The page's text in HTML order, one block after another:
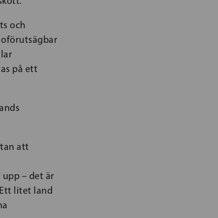
och
på ett
att
– det är
litet land